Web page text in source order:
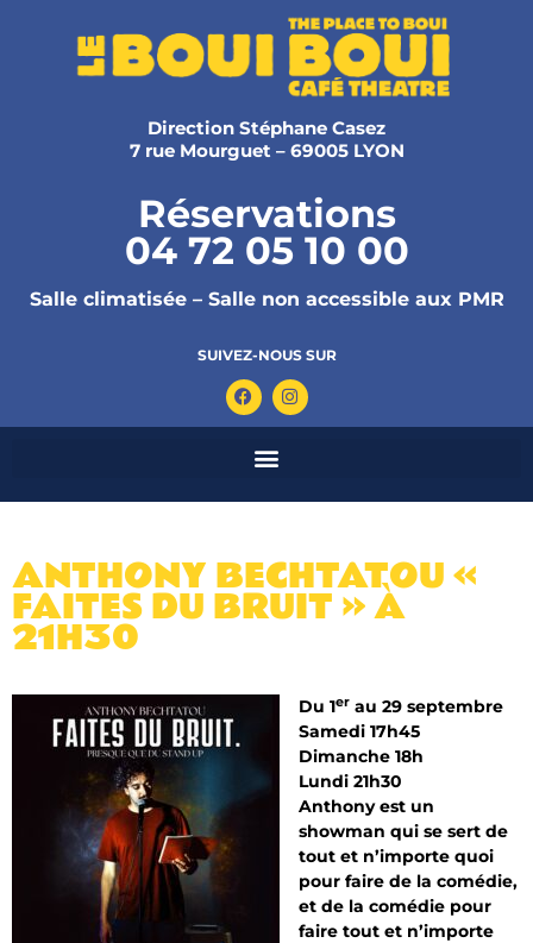
Direction Stéphane Casez
7 rue Mourguet – 69005 LYON
Réservations
04 72 05 10 00
Salle climatisée – Salle non accessible aux PMR
SUIVEZ-NOUS SUR
ANTHONY BECHTATOU «
FAITES DU BRUIT » À
21H30
Du 1er au 29 septembre
Samedi 17h45
Dimanche 18h
Lundi 21h30
Anthony est un
showman qui se sert de
tout et n’importe quoi
pour faire de la comédie,
et de la comédie pour
faire tout et n’importe